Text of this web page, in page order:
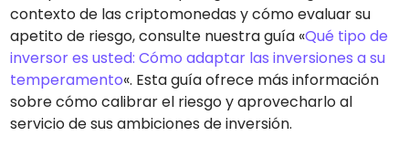
contexto de las criptomonedas y cómo evaluar su
apetito de riesgo, consulte nuestra guía «Qué tipo de
inversor es usted: Cómo adaptar las inversiones a su
temperamento«. Esta guía ofrece más información
sobre cómo calibrar el riesgo y aprovecharlo al
servicio de sus ambiciones de inversión.